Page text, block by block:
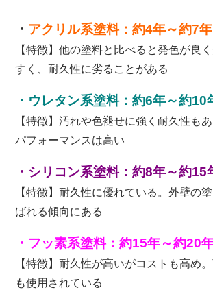
・ アクリル系塗料：約4年～約7年
【特徴】他の塗料と比べると発色が良
すく、耐久性に劣ることがある
・ウレタン系塗料：約6年～約10
【特徴】汚れや色褪せに強く耐久性も
パフォーマンスは高い
・シリコン系塗料：約8年～約15
【特徴】耐久性に優れている。外壁の
ばれる傾向にある
・フッ素系塗料：約15年～約20
【特徴】耐久性が高いがコストも高め
も使用されている